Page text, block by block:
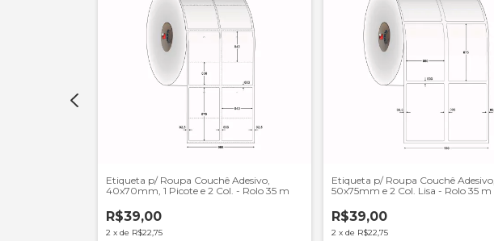
Etiqueta p/ Roupa Couchê Adesivo,
40x70mm, 1 Picote e 2 Col. - Rolo 35 m
R$39,00
2 x de R$22,75
Etiqueta p/ Roupa Couchê Adesivo,
50x75mm e 2 Col. Lisa - Rolo 35 m
R$39,00
2 x de R$22,75